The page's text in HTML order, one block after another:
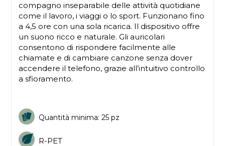
compagno inseparabile delle attività quotidiane
come il lavoro, i viaggi o lo sport. Funzionano fino
a 4,5 ore con una sola ricarica. Il dispositivo offre
un suono ricco e naturale. Gli auricolari
consentono di rispondere facilmente alle
chiamate e di cambiare canzone senza dover
accendere il telefono, grazie all’intuitivo controllo
a sfioramento.
Quantità minima: 25 pz
R-PET